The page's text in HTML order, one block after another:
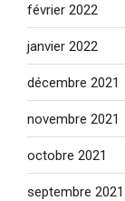
février 2022
janvier 2022
décembre 2021
novembre 2021
octobre 2021
septembre 2021